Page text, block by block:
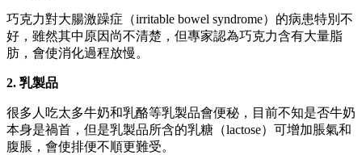
巧克力對大腸激躁症（irritable bowel syndrome）的病患特別不
好，雖然其中原因尚不清楚，但專家認為巧克力含有大量脂
肪，會使消化過程放慢。
2. 乳製品
很多人吃太多牛奶和乳酪等乳製品會便秘，目前不知是否牛奶
本身是禍首，但是乳製品所含的乳糖（lactose）可增加脹氣和
腹脹，會使排便不順更難受。